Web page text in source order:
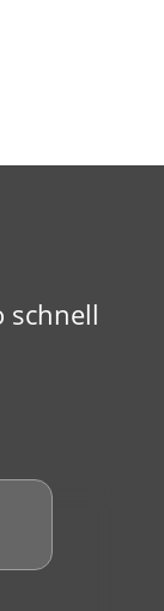
schnell